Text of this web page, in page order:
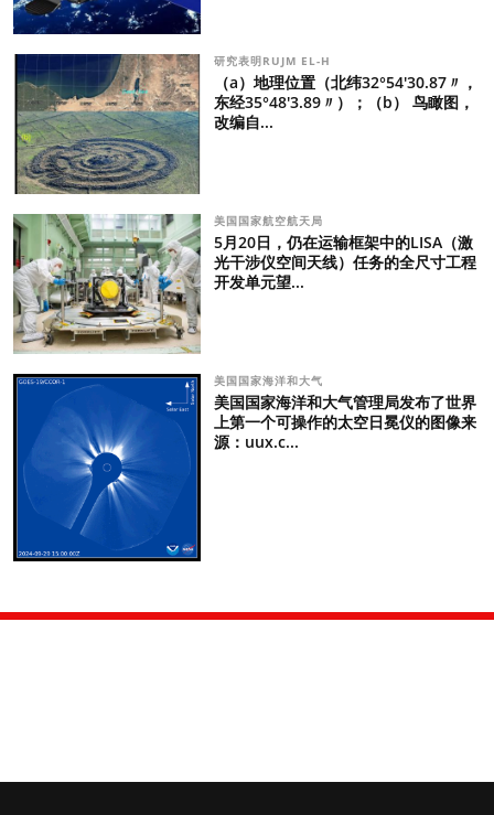
研究表明RUJM EL-H
（a）地理位置（北纬32°54′30.87〃，
东经35°48′3.89〃）；（b） 鸟瞰图，
改编自...
美国国家航空航天局
5月20日，仍在运输框架中的LISA（激
光干涉仪空间天线）任务的全尺寸工程
开发单元望...
美国国家海洋和大气
美国国家海洋和大气管理局发布了世界
上第一个可操作的太空日冕仪的图像来
源：uux.c...